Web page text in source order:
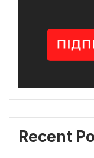
Recent